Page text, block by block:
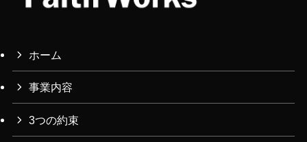
ホーム
事業内容
3つの約束